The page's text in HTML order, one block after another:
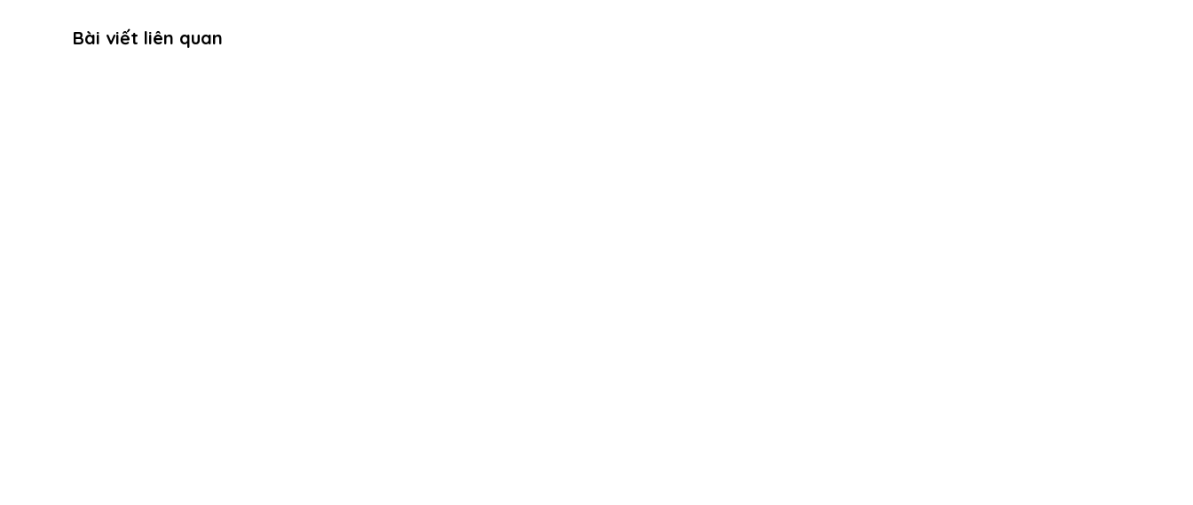
Bài viết liên quan